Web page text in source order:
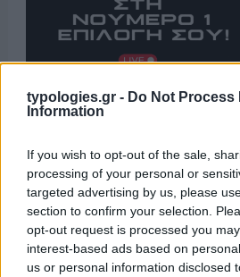
typologies.gr - Do Not Process
Information
If you wish to opt-out of the sale,
processing of your personal or
targeted advertising by us, please
section to confirm your selection.
opt-out request is processed you
interest-based ads based on
us or personal information disclosed